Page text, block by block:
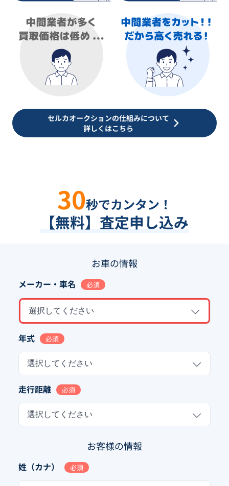
セルカオークションの仕組みについて
詳しくはこちら
30秒でカンタン！
【無料】査定申し込み
お車の情報
メーカー・車名 必須
選択してください
年式 必須
選択してください
走行距離 必須
選択してください
お客様の情報
姓（カナ） 必須